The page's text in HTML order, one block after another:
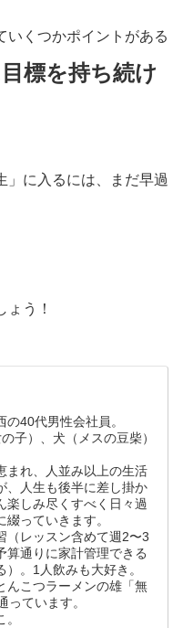
いくつかポイントがある
目標を持ち続け
」に入るには、まだ早過
う！
40代男性会社員。
子）、犬（メスの豆柴）
まれ、人並み以上の生活
、人生も後半に差し掛か
楽しみ尽くすべく日々過
っていきます。
（レッスン含めて週2〜3
算通りに家計管理できる
）。1人飲みも大好き。
んこつラーメンの雄「無
っています。